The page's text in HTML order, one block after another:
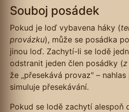
Souboj posádek
Pokud je loď vybavena háky (
provázku), může se posádka
jinou loď. Zachytí-li se lodě
odstranit jeden člen posádky (z
že „přesekává provaz" –
simuluje přesekávání.
Pokud se lodě zachytí alespoň